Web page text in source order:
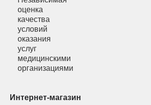
Интернет-магазин